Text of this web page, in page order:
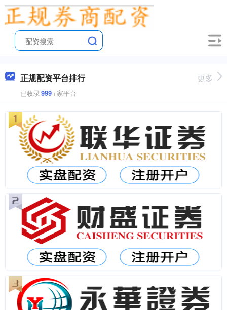
正规配资平台排行
已收录999+家平台
更多